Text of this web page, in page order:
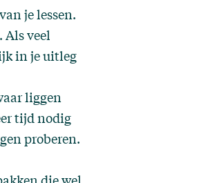
je lessen.
Als veel
in je uitleg
liggen
tijd nodig
proberen.